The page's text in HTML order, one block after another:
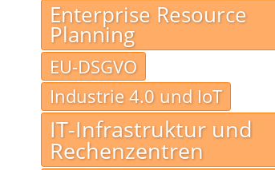
Enterprise Resource
Planning
EU-DSGVO
Industrie 4.0 und IoT
IT-Infrastruktur und
Rechenzentren